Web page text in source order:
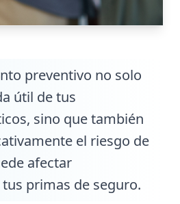
preventivo no solo
útil de tus
sino que también
el riesgo de
afectar
primas de seguro.